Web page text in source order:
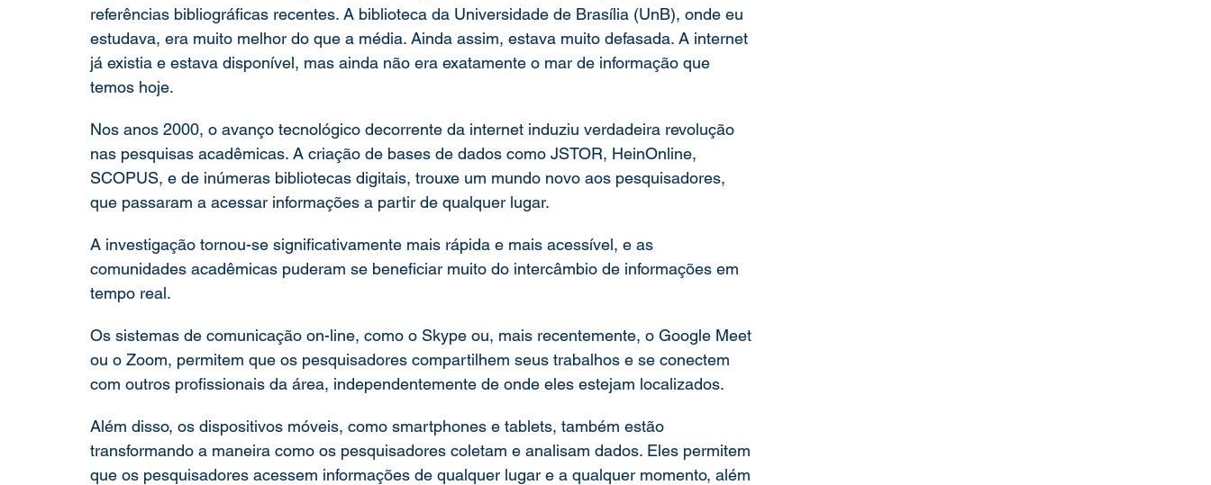
referências bibliográficas recentes. A biblioteca da Universidade de Brasília (UnB), onde eu
estudava, era muito melhor do que a média. Ainda assim, estava muito defasada. A internet
já existia e estava disponível, mas ainda não era exatamente o mar de informação que
temos hoje.
Nos anos 2000, o avanço tecnológico decorrente da internet induziu verdadeira revolução
nas pesquisas acadêmicas. A criação de bases de dados como JSTOR, HeinOnline,
SCOPUS, e de inúmeras bibliotecas digitais, trouxe um mundo novo aos pesquisadores,
que passaram a acessar informações a partir de qualquer lugar.
A investigação tornou-se significativamente mais rápida e mais acessível, e as
comunidades acadêmicas puderam se beneficiar muito do intercâmbio de informações em
tempo real.
Os sistemas de comunicação on-line, como o Skype ou, mais recentemente, o Google Meet
ou o Zoom, permitem que os pesquisadores compartilhem seus trabalhos e se conectem
com outros profissionais da área, independentemente de onde eles estejam localizados.
Além disso, os dispositivos móveis, como smartphones e tablets, também estão
transformando a maneira como os pesquisadores coletam e analisam dados. Eles permitem
que os pesquisadores acessem informações de qualquer lugar e a qualquer momento, além